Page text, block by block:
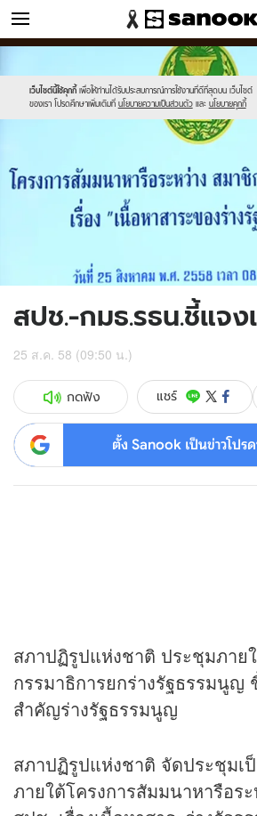
ข่าว
เว็บไซต์นี้ใช้คุกกี้ เพื่อให้ท่านได้รับประสบการณ์การใช้งานที่ดีที่สุดบน เว็บไซต์
ของเรา โปรดศึกษาเพิ่มเติมที่ นโยบายความเป็นส่วนตัว และ นโยบายคุกกี้
//s.isanook.com/sr/0/images/logo-
new-
sanook.png
//s.isanook.com/ns/0/ud/370/1853630/641338-
01.jpg
สปช.-กมธ.รธน.ชี้แจง
25 ส.ค. 58 (09:50 น.)
กดฟัง แชร์
ตั้ง Sanook เป็นข่าวโป
สภาปฏิรูปแห่งชาติ ประชุมภาย
กรรมาธิการยกร่างรัฐธรรมนูญ
สำคัญร่างรัฐธรรมนูญ
สภาปฏิรูปแห่งชาติ จัดประชุมเ
ภายใต้โครงการสัมมนาหารือร